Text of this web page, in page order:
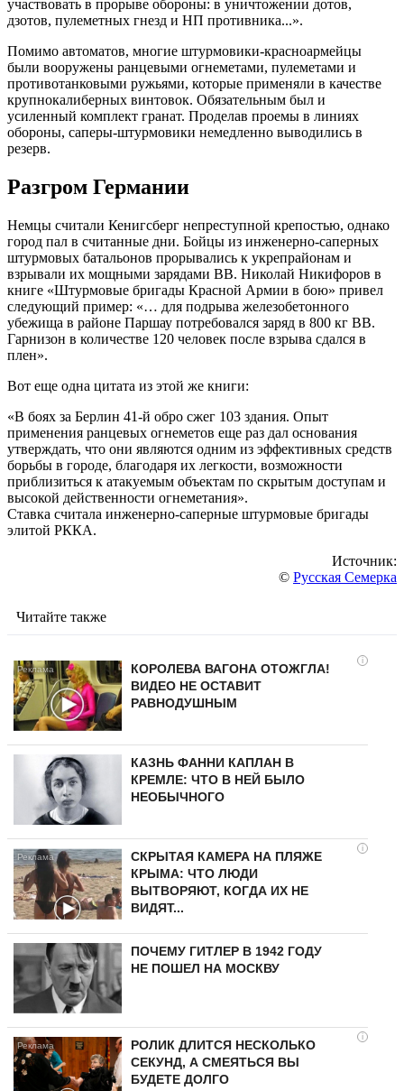
участвовать в прорыве обороны: в уничтожении дотов,
дзотов, пулеметных гнезд и НП противника...».
Помимо автоматов, многие штурмовики-красноармейцы
были вооружены ранцевыми огнеметами, пулеметами и
противотанковыми ружьями, которые применяли в качестве
крупнокалиберных винтовок. Обязательным был и
усиленный комплект гранат. Проделав проемы в линиях
обороны, саперы-штурмовики немедленно выводились в
резерв.
Разгром Германии
Немцы считали Кенигсберг непреступной крепостью, однако
город пал в считанные дни. Бойцы из инженерно-саперных
штурмовых батальонов прорывались к укрепрайонам и
взрывали их мощными зарядами ВВ. Николай Никифоров в
книге «Штурмовые бригады Красной Армии в бою» привел
следующий пример: «… для подрыва железобетонного
убежища в районе Паршау потребовался заряд в 800 кг ВВ.
Гарнизон в количестве 120 человек после взрыва сдался в
плен».
Вот еще одна цитата из этой же книги:
«В боях за Берлин 41-й обро сжег 103 здания. Опыт
применения ранцевых огнеметов еще раз дал основания
утверждать, что они являются одним из эффективных средств
борьбы в городе, благодаря их легкости, возможности
приблизиться к атакуемым объектам по скрытым доступам и
высокой действенности огнеметания».
Ставка считала инженерно-саперные штурмовые бригады
элитой РККА.
Источник:
© Русская Семерка
Читайте также
i
КОРОЛЕВА ВАГОНА ОТОЖГЛА!
ВИДЕО НЕ ОСТАВИТ
РАВНОДУШНЫМ
КАЗНЬ ФАННИ КАПЛАН В
КРЕМЛЕ: ЧТО В НЕЙ БЫЛО
НЕОБЫЧНОГО
i
СКРЫТАЯ КАМЕРА НА ПЛЯЖЕ
КРЫМА: ЧТО ЛЮДИ
ВЫТВОРЯЮТ, КОГДА ИХ НЕ
ВИДЯТ...
ПОЧЕМУ ГИТЛЕР В 1942 ГОДУ
НЕ ПОШЕЛ НА МОСКВУ
i
РОЛИК ДЛИТСЯ НЕСКОЛЬКО
СЕКУНД, А СМЕЯТЬСЯ ВЫ
БУДЕТЕ ДОЛГО